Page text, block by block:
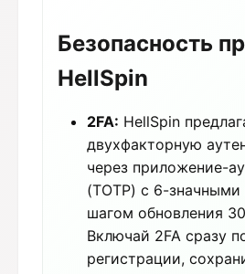
Безопасность
HellSpin
2FA: HellSpin
двухфакторную
через приложение-
(TOTP) с 6-
шагом обновления
Включай 2FA сразу
регистрации,